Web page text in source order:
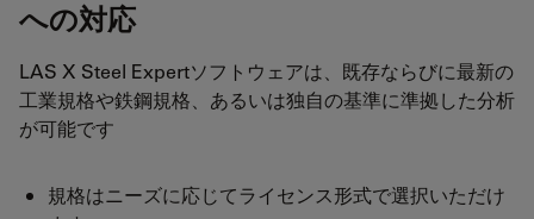
への対応
LAS X Steel Expertソフトウェアは、既存ならびに最新の
工業規格や鉄鋼規格、あるいは独自の基準に準拠した分析
が可能です
規格はニーズに応じてライセンス形式で選択いただけ